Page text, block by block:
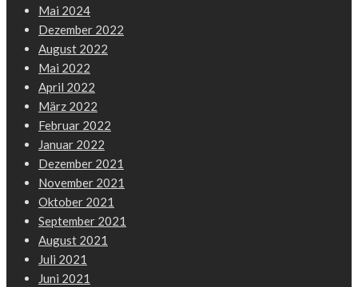
Mai 2024
Dezember 2022
August 2022
Mai 2022
April 2022
März 2022
Februar 2022
Januar 2022
Dezember 2021
November 2021
Oktober 2021
September 2021
August 2021
Juli 2021
Juni 2021